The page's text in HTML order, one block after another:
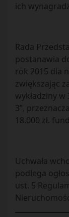
ich
Rada
postanawia
rok 2015 dla
zwiększając
wykładziny
3”,
18.000 zł.
Uchwała
podlega
ust. 5